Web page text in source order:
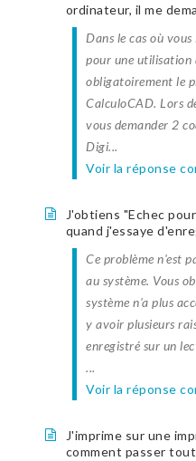
ordinateur, il me
Dans le cas où
pour une utilisation
obligatoirement le
CalculoCAD. Lors
vous demander 2
Digi...
Voir la réponse
J'obtiens "Echec
quand j'essaye
Ce problème n'est
au système. Vous
système n'a plus
y avoir plusieurs
enregistré sur un
...
Voir la réponse
J'imprime sur une
comment passer